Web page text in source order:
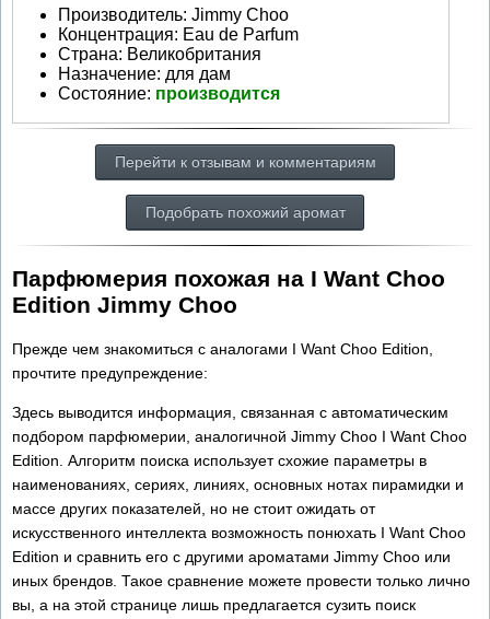
Производитель: Jimmy Choo
Концентрация: Eau de Parfum
Страна: Великобритания
Назначение: для дам
Состояние: производится
Перейти к отзывам и комментариям
Подобрать похожий аромат
Парфюмерия похожая на I Want Choo
Edition Jimmy Choo
Прежде чем знакомиться с аналогами I Want Choo Edition,
прочтите предупреждение:
Здесь выводится информация, связанная с автоматическим
подбором парфюмерии, аналогичной Jimmy Choo I Want Choo
Edition. Алгоритм поиска использует схожие параметры в
наименованиях, сериях, линиях, основных нотах пирамидки и
массе других показателей, но не стоит ожидать от
искусственного интеллекта возможность понюхать I Want Choo
Edition и сравнить его с другими ароматами Jimmy Choo или
иных брендов. Такое сравнение можете провести только лично
вы, а на этой странице лишь предлагается сузить поиск